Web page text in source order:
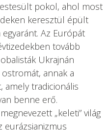
pokol, ahol most
keresztül épült
Az Európát
tovább
Ukrajnán
annak a
amely tradicionális
benne erő.
„keleti” világ
eurázsianizmus